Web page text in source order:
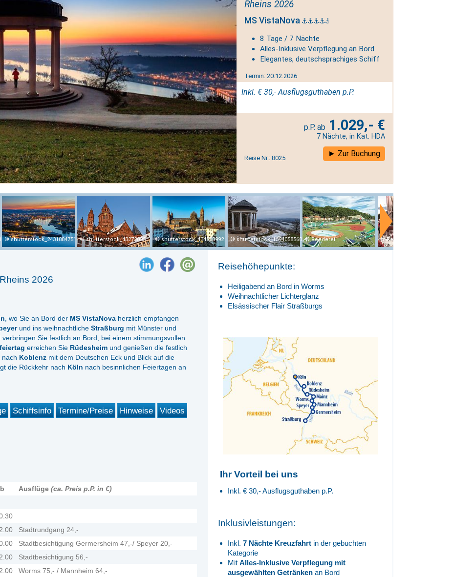
Rheins 2026
MS VistaNova
8 Tage / 7 Nächte
Alles-Inklusive Verpflegung an Bord
Elegantes, deutschsprachiges Schiff
Termin: 20.12.2026
Inkl. € 30,- Ausflugsguthaben p.P.
1.029,- €
7 Nächte, in Kat. HDA
Reise Nr.: 8025 Zur Buchung
shutterstock_2431884751 shutterstock_43272085 shutterstock_434558992 shutterstock_1594058560 Reederei Reederei
2026
, wo Sie an Bord der MS VistaNovaherzlich empfangen
und ins weihnachtliche Straßburg mit Münster und
verbringen Sie festlich an Bord, bei einem stimmungsvollen
erreichen Sie Rüdesheimund genießen die festlich
nach Koblenzmit dem Deutschen Eck und Blick auf die
die Rückkehr nach Köln nach besinnlichen Feiertagen an
Schiffsinfo Termine/Preise Hinweise
Videos
Ausflüge (ca. Preis p.P. in €)
Stadtrundgang 24,-
Stadtbesichtigung Germersheim 47,-/ Speyer 20,-
Stadtbesichtigung 56,-
Worms 75,- / Mannheim 64,-
Reisehöhepunkte:
Heiligabend an Bord in Worms
Weihnachtlicher Lichterglanz
Elsässischer Flair Straßburgs
Ihr Vorteil bei uns
Inkl. € 30,- Ausflugsguthaben p.P.
Inklusivleistungen:
Inkl.7 Nächte Kreuzfahrt in der gebuchten
Kategorie
MitAlles-Inklusive Verpflegung mit
ausgewählten Getränken an Bord